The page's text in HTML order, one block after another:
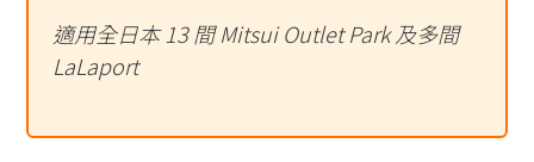
適用全日本 13 間 Mitsui Outlet Park 及多間
LaLaport